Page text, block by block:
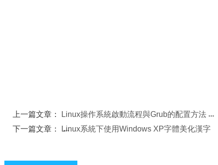
上一篇文章：
Linux操作系統啟動流程與Grub的配置方法
下一篇文章：
Linux系統下使用Windows XP字體美化漢字